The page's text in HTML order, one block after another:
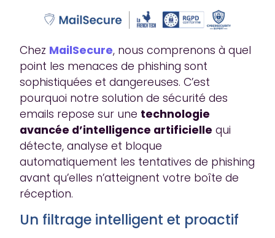
Chez MailSecure, nous comprenons à quel
point les menaces de phishing sont
sophistiquées et dangereuses. C’est
pourquoi notre solution de sécurité des
emails repose sur une technologie
avancée d’intelligence artificielle qui
détecte, analyse et bloque
automatiquement les tentatives de phishing
avant qu’elles n’atteignent votre boîte de
réception.
Un filtrage intelligent et proactif